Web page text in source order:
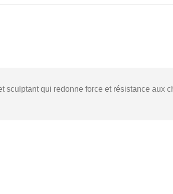
sculptant qui redonne force et résistance aux